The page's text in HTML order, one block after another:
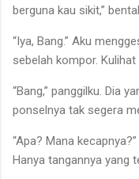
berguna kau sikit,”
“Iya, Bang.” Aku
sebelah kompor.
“Bang,” panggilku. Dia
ponselnya tak segera
“Apa? Mana
Hanya tangannya yang